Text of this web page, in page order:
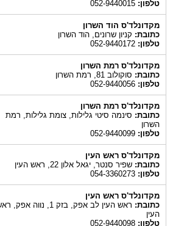
טלפון:052-9440015
מקדונלד'ס הוד השרון
כתובת:קניון שרונים, הוד השרון
טלפון:052-9440172
מקדונלד'ס רמת השרון
כתובת:סוקולוב 81, רמת השרון
טלפון:052-9440056
מקדונלד'ס רמת השרון
כתובת:סינמה סיטי גלילות, צומת גלילות, רמת
השרון
טלפון:052-9440099
מקדונלד'ס ראש העין
כתובת:שפיר סנטר, יגאל אלון 22, ראש העין
טלפון:054-3360273
מקדונלד'ס ראש העין
כתובת:
ראש העין לב אפק, בזק 1, נווה אפק, ראש
העין
טלפון:052-9440098